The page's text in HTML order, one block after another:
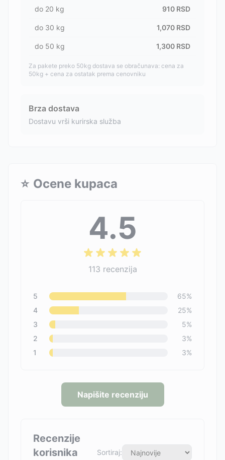
do 20 kg 910 RSD
do 30 kg 1,070 RSD
do 50 kg 1,300 RSD
Za pakete preko 50kg dostava se obračunava: cena za
50kg + cena za ostatak prema cenovniku
Brza dostava
Dostavu vrši kurirska služba
⭐ Ocene kupaca
4.5
113 recenzija
5 65%
4
25%
3
5%
2
3%
1
3%
Napišite recenziju
Recenzije
korisnika
Sortiraj: